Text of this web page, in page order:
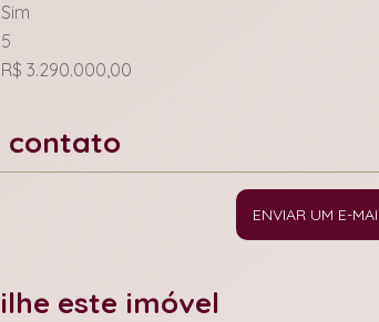
Sim
5
R$ 3.290.000,00
contato
ENVIAR UM E-
este imóvel